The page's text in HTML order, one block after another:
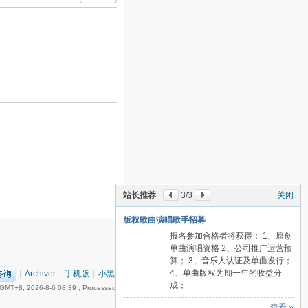
关闭
站长推荐 3/3
版权歌曲演唱歌手招募
报名参加合格者将获得： 1、原创
单曲演唱资格 2、公司推广运营预
算； 3、音乐人认证及单曲发行；
4、单曲版权为期一年的收益分
成；
| Archiver | 手机版 | 小黑屋 丽音音乐网( 粤ICP备18151349号)
GMT+8, 2026-8-6 08:39 , Processed in 0.055731 second(s), 17 queries , Gzip On.